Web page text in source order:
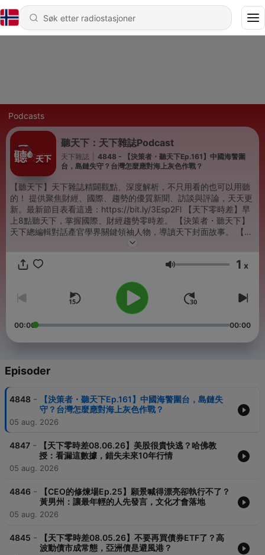
Podcasts
聽天下：天下雜誌Podcast
天下雜誌
4848 - 【決策者・聽天下Ep.161】中國海警圍
台，島鏈失守？台灣怎麼應對海上灰色作戰？
【聽天下】天下雜誌精闢觀點、深度解析，不只用看的也可以用聽
的！ 提供聚焦財經、國際、趨勢的優質新聞、訪談與評論，天天更
新。最新節目表看這邊：https://bit.ly/3Esp2Fl 【天下零時差】早
上8點聽天下，掌握國際、財經趨勢零時差。 【決策者・聽天下】
天下總編輯對話產官學界關鍵領袖人物，導讀天下封面故事。 【經
濟學人＠天下】每週導讀最新一期《經濟學人》，掌握世界政經趨
體產業趨勢與科技時事。 【永續會】投資新準則，企業好公民，永
的總和，城市的未來，充滿無限想像。 【管理同學會】天下雜誌出
版總編輯為你解析管理實務與應用。 【Off學】星期天用聽的美好
時尚生活提案。 【微笑台灣】以深度旅遊和人情故事，體驗台灣鄉
鎮魅力。（完整節目表：https://bit.ly/3HSN7T2 ） 【聰明慢老】
點，獨立評論帶你聽見看不見的台灣 【服務一點訣】掌握一點訣，
連全球新世代作者分享觀點與故事。（完整節目表：
https://bit.ly/3RUaots ） 【天下經濟論壇】CWEF天下經濟論壇，
搭建產官學菁英對話平台。 ＊姊妹頻道「天下學習」，歡迎搜尋收
聽：https://pse.is/7c7lp8 ＊訂閱天下全閱讀：
https://reurl.cc/g7g0EN ＊意見信箱：bill@cw.com.tw ＊「聽天
下」清楚分類更好聽，下載天下雜誌App：
https://topic.cw.com.tw/cwapp/applink/cwapp.html -- Hosting
provided bySoundOn
Volum 1 x
00:00 00:00
Episoder
4848 -
【決策者・聽天下Ep.161】中國海警圍台，島鏈失
守？台灣怎麼應對海上灰色作戰？
05 aug. 2026
4847 -
【天下零時差08.06.26】美股很貴快逃？哈佛教
授：看漏這數據，錯失未來10年行情
05 aug. 2026
4846 -
【CEO的修煉場Ep.25】願景喊得漂亮卻執行不了？
黃男州：讓最年輕的人先發言，文化才會落地
05 aug. 2026
4845 -
【天下零時差08.05.26】不要再買債券ETF了？高
波動債市成常態，亞洲債是避風港？